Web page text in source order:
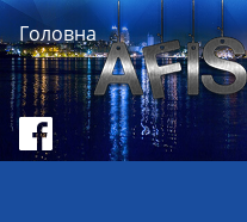
Головна